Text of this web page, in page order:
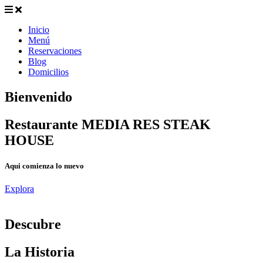
Inicio
Menú
Reservaciones
Blog
Domicilios
Bienvenido
Restaurante MEDIA RES STEAK
HOUSE
Aqui comienza lo nuevo
Explora
Descubre
La Historia